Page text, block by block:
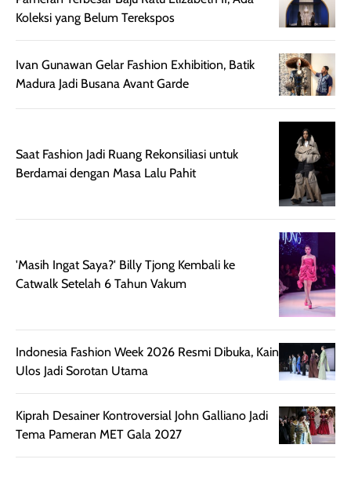
Koleksi yang Belum Terekspos
Ivan Gunawan Gelar Fashion Exhibition, Batik
Madura Jadi Busana Avant Garde
Saat Fashion Jadi Ruang Rekonsiliasi untuk
Berdamai dengan Masa Lalu Pahit
'Masih Ingat Saya?' Billy Tjong Kembali ke
Catwalk Setelah 6 Tahun Vakum
Indonesia Fashion Week 2026 Resmi Dibuka, Kain
Ulos Jadi Sorotan Utama
Kiprah Desainer Kontroversial John Galliano Jadi
Tema Pameran MET Gala 2027